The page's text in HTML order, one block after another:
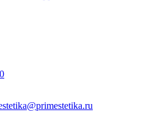
0